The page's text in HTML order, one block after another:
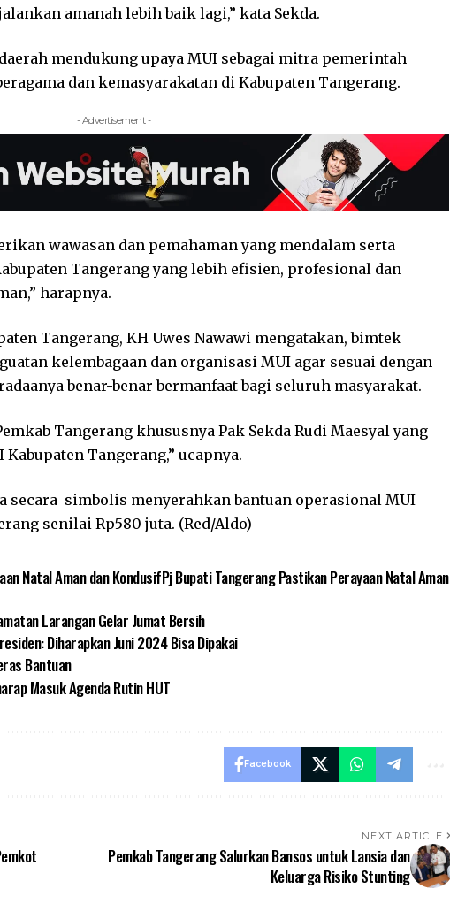
amanah lebih baik lagi,” kata Sekda.
mendukung upaya MUI sebagai mitra pemerintah
dan kemasyarakatan di Kabupaten Tangerang.
- Advertisement -
wawasan dan pemahaman yang mendalam serta
Tangerang yang lebih efisien, profesional dan
harapnya.
Tangerang, KH Uwes Nawawi mengatakan, bimtek
kelembagaan dan organisasi MUI agar sesuai dengan
benar-benar bermanfaat bagi seluruh masyarakat.
Tangerang khususnya Pak Sekda Rudi Maesyal yang
Tangerang,” ucapnya.
secara simbolis menyerahkan bantuan operasional MUI
senilai Rp580 juta. (Red/Aldo)
Natal Aman dan KondusifPj Bupati Tangerang Pastikan Perayaan Natal Aman
Larangan Gelar Jumat Bersih
Diharapkan Juni 2024 Bisa Dipakai
Bantuan
Masuk Agenda Rutin HUT
Facebook
NEXT ARTICLE
Pemkab Tangerang Salurkan Bansos untuk Lansia dan
Keluarga Risiko Stunting